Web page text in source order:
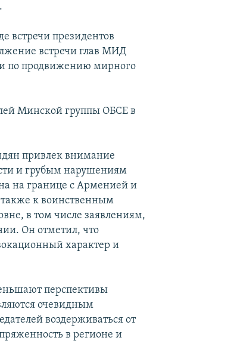
встречи президентов
встречи глав МИД
по продвижению мирного
Минской группы ОБСЕ в
привлек внимание
и грубым нарушениям
на границе с Арменией и
к воинственным
в том числе заявлениям,
Он отметил, что
характер и
перспективы
очевидным
воздерживаться от
в регионе и